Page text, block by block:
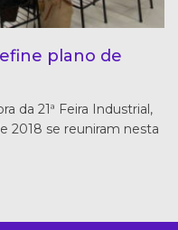
plano de
da 21ª Feira Industrial,
2018 se reuniram nesta